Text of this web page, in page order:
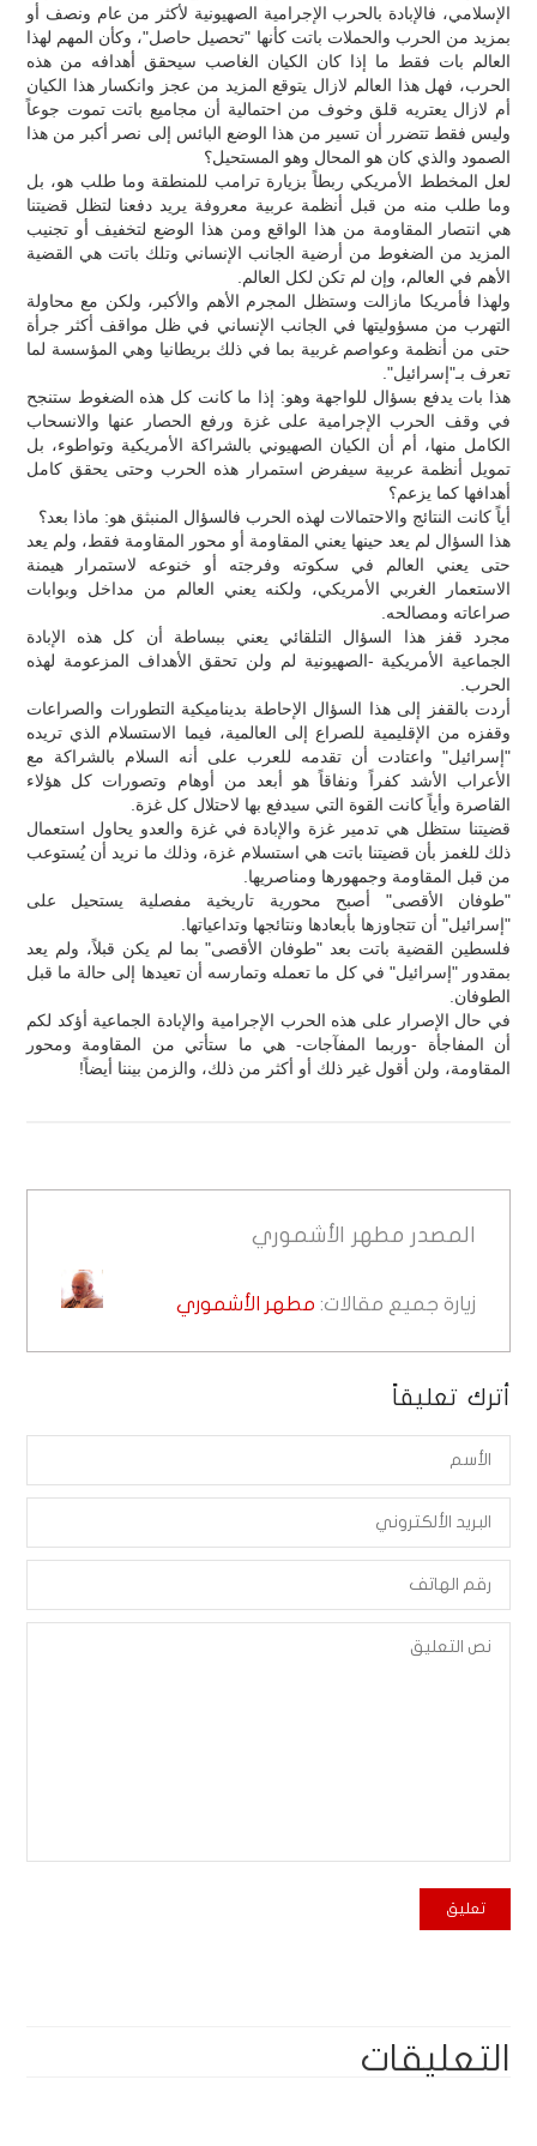
الإسلامي، فالإبادة بالحرب الإجرامية الصهيونية لأكثر من عام ونصف أو
بمزيد من الحرب والحملات باتت كأنها "تحصيل حاصل"، وكأن المهم لهذا
العالم بات فقط ما إذا كان الكيان الغاصب سيحقق أهدافه من هذه
الحرب، فهل هذا العالم لازال يتوقع المزيد من عجز وانكسار هذا الكيان
أم لازال يعتريه قلق وخوف من احتمالية أن مجاميع باتت تموت جوعاً
وليس فقط تتضرر أن تسير من هذا الوضع البائس إلى نصر أكبر من هذا
الصمود والذي كان هو المحال وهو المستحيل؟
لعل المخطط الأمريكي ربطاً بزيارة ترامب للمنطقة وما طلب هو، بل
وما طلب منه من قبل أنظمة عربية معروفة يريد دفعنا لتظل قضيتنا
هي انتصار المقاومة من هذا الواقع ومن هذا الوضع لتخفيف أو تجنيب
المزيد من الضغوط من أرضية الجانب الإنساني وتلك باتت هي القضية
الأهم في العالم، وإن لم تكن لكل العالم.
ولهذا فأمريكا مازالت وستظل المجرم الأهم والأكبر، ولكن مع محاولة
التهرب من مسؤوليتها في الجانب الإنساني في ظل مواقف أكثر جرأة
حتى من أنظمة وعواصم غربية بما في ذلك بريطانيا وهي المؤسسة لما
تعرف بـ"إسرائيل".
هذا بات يدفع بسؤال للواجهة وهو: إذا ما كانت كل هذه الضغوط ستنجح
في وقف الحرب الإجرامية على غزة ورفع الحصار عنها والانسحاب
الكامل منها، أم أن الكيان الصهيوني بالشراكة الأمريكية وتواطوء، بل
تمويل أنظمة عربية سيفرض استمرار هذه الحرب وحتى يحقق كامل
أهدافها كما يزعم؟
أياً كانت النتائج والاحتمالات لهذه الحرب فالسؤال المنبثق هو: ماذا بعد؟
هذا السؤال لم يعد حينها يعني المقاومة أو محور المقاومة فقط، ولم يعد
حتى يعني العالم في سكوته وفرجته أو خنوعه لاستمرار هيمنة
الاستعمار الغربي الأمريكي، ولكنه يعني العالم من مداخل وبوابات
صراعاته ومصالحه.
مجرد قفز هذا السؤال التلقائي يعني ببساطة أن كل هذه الإبادة
الجماعية الأمريكية -الصهيونية لم ولن تحقق الأهداف المزعومة لهذه
الحرب.
أردت بالقفز إلى هذا السؤال الإحاطة بديناميكية التطورات والصراعات
وقفزه من الإقليمية للصراع إلى العالمية، فيما الاستسلام الذي تريده
"إسرائيل" واعتادت أن تقدمه للعرب على أنه السلام بالشراكة مع
الأعراب الأشد كفراً ونفاقاً هو أبعد من أوهام وتصورات كل هؤلاء
القاصرة وأياً كانت القوة التي سيدفع بها لاحتلال كل غزة.
قضيتنا ستظل هي تدمير غزة والإبادة في غزة والعدو يحاول استعمال
ذلك للغمز بأن قضيتنا باتت هي استسلام غزة، وذلك ما نريد أن يُستوعب
من قبل المقاومة وجمهورها ومناصريها.
"طوفان الأقصى" أصبح محورية تاريخية مفصلية يستحيل على
"إسرائيل" أن تتجاوزها بأبعادها ونتائجها وتداعياتها.
فلسطين القضية باتت بعد "طوفان الأقصى" بما لم يكن قبلاً، ولم يعد
بمقدور "إسرائيل" في كل ما تعمله وتمارسه أن تعيدها إلى حالة ما قبل
الطوفان.
في حال الإصرار على هذه الحرب الإجرامية والإبادة الجماعية أؤكد لكم
أن المفاجأة -وربما المفآجات- هي ما ستأتي من المقاومة ومحور
المقاومة، ولن أقول غير ذلك أو أكثر من ذلك، والزمن بيننا أيضاً!
المصدر مطهر الأشموري
زيارة جميع مقالات: مطهر الأشموري
أترك تعليقاً
التعليقات